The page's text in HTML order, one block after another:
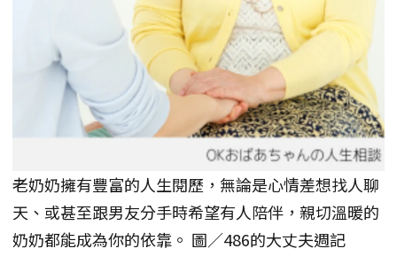
老奶奶擁有豐富的人生閱歷，無論是心情差想找人聊
天、或甚至跟男友分手時希望有人陪伴，親切溫暖的
奶奶都能成為你的依靠。 圖／486的大丈夫週記